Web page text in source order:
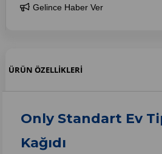
Gelince Haber Ver
ÜRÜN ÖZELLIKLERI
Only Standart Ev
Kağıdı